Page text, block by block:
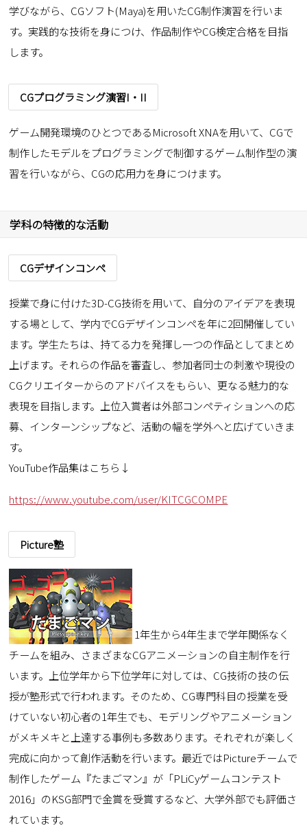
学びながら、CGソフト(Maya)を用いたCG制作演習を行いま
す。実践的な技術を身につけ、作品制作やCG検定合格を目指
します。
CGプログラミング演習I・II
ゲーム開発環境のひとつであるMicrosoft XNAを用いて、CGで
制作したモデルをプログラミングで制御するゲーム制作型の演
習を行いながら、CGの応用力を身につけます。
学科の特徴的な活動
CGデザインコンペ
授業で身に付けた3D-CG技術を用いて、自分のアイデアを表現
する場として、学内でCGデザインコンペを年に2回開催してい
ます。学生たちは、持てる力を発揮し一つの作品としてまとめ
上げます。それらの作品を審査し、参加者同士の刺激や現役の
CGクリエイターからのアドバイスをもらい、更なる魅力的な
表現を目指します。上位入賞者は外部コンペティションへの応
募、インターンシップなど、活動の幅を学外へと広げていきま
す。
YouTube作品集はこちら↓
https://www.youtube.com/user/KITCGCOMPE
Picture塾
1年生から4年生まで学年関係なく
チームを組み、さまざまなCGアニメーションの自主制作を行
います。上位学年から下位学年に対しては、CG技術の技の伝
授が塾形式で行われます。そのため、CG専門科目の授業を受
けていない初心者の1年生でも、モデリングやアニメーション
がメキメキと上達する事例も多数あります。それぞれが楽しく
完成に向かって創作活動を行います。最近ではPictureチームで
制作したゲーム『たまごマン』が「PLiCyゲームコンテスト
2016」のKSG部門で金賞を受賞するなど、大学外部でも評価さ
れています。